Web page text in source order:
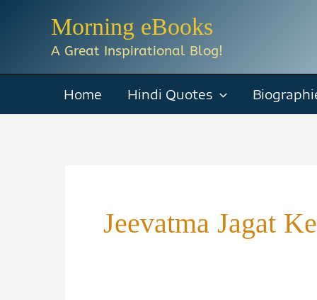
Morning eBooks
A Great Inspirational Blog!
Home Hindi Quotes
Jeevatma Jagat